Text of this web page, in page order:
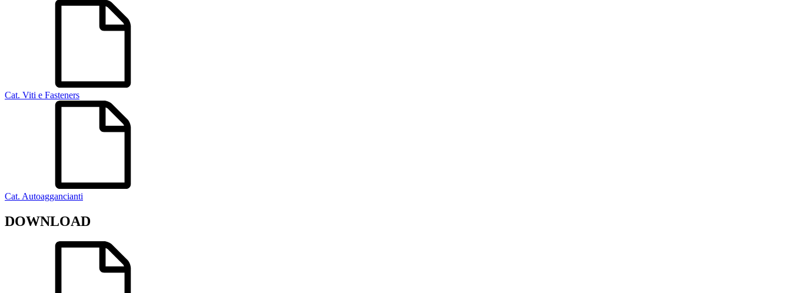
Cat. Viti e Fasteners
Cat. Autoaggancianti
DOWNLOAD